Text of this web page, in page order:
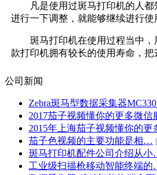
凡是使用过斑马打印机的人都
进行一下调整，就能够继续进行使
斑马打印机在使用过程当中
款打印机拥有较长的使用寿命，
公司新闻
Zebra斑马型数据采集器
2017茄子视频懂你的更多微信服
2015年上海茄子视频懂你的
茄子色视频的主要功能是相…
斑马打印机配件公司介绍从
工业级扫描枪移动智能终端